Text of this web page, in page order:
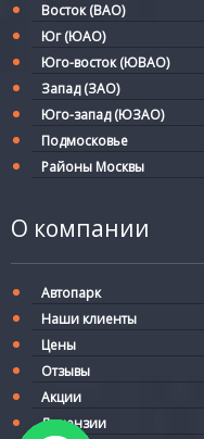
Восток (ВАО)
Юг (ЮАО)
Юго-восток (ЮВАО)
Запад (ЗАО)
Юго-запад (ЮЗАО)
Подмосковье
Районы Москвы
О компании
Автопарк
Наши клиенты
Цены
Отзывы
Акции
Лицензии